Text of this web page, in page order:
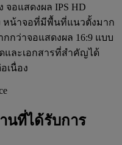
อแสดงผล IPS HD
หน้าจอที่มีพื้นที่แนวตั้งมาก
กว่าจอแสดงผล 16:9 แบบ
และเอกสารที่สำคัญได้
เนื่อง
นที่ได้รับการ